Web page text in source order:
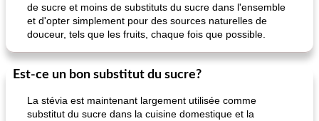
de sucre et moins de substituts du sucre dans l'ensemble
et d'opter simplement pour des sources naturelles de
douceur, tels que les fruits, chaque fois que possible.
Est-ce un bon substitut du sucre?
La stévia est maintenant largement utilisée comme
substitut du sucre dans la cuisine domestique et la